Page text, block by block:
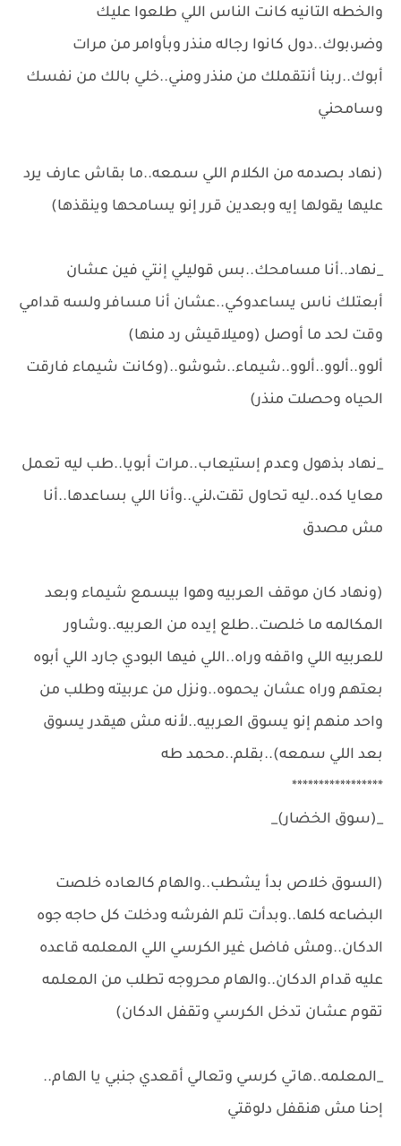
والخطه التانيه كانت الناس اللي طلعوا عليك
وضر،بوك..دول كانوا رجاله منذر وبأوامر من مرات
أبوك..ربنا أنتقملك من منذر ومني..خلي بالك من نفسك
وسامحني
(نهاد بصدمه من الكلام اللي سمعه..ما بقاش عارف يرد
عليها يقولها إيه وبعدين قرر إنو يسامحها وينقذها)
_نهاد..أنا مسامحك..بس قوليلي إنتي فين عشان
أبعتلك ناس يساعدوكي..عشان أنا مسافر ولسه قدامي
وقت لحد ما أوصل (وميلاقيش رد منها)
ألوو..ألوو..ألوو..شيماء..شوشو..(وكانت شيماء فارقت
الحياه وحصلت منذر)
_نهاد بذهول وعدم إستيعاب..مرات أبويا..طب ليه تعمل
معايا كده..ليه تحاول تقت،لني..وأنا اللي بساعدها..أنا
مش مصدق
(ونهاد كان موقف العربيه وهوا بيسمع شيماء وبعد
المكالمه ما خلصت..طلع إيده من العربيه..وشاور
للعربيه اللي واقفه وراه..اللي فيها البودي جارد اللي أبوه
بعتهم وراه عشان يحموه..ونزل من عربيته وطلب من
واحد منهم إنو يسوق العربيه..لأنه مش هيقدر يسوق
بعد اللي سمعه)..بقلم..محمد طه
*****************
_(سوق الخضار)_
(السوق خلاص بدأ يشطب..والهام كالعاده خلصت
البضاعه كلها..وبدأت تلم الفرشه ودخلت كل حاجه جوه
الدكان..ومش فاضل غير الكرسي اللي المعلمه قاعده
عليه قدام الدكان..والهام محروجه تطلب من المعلمه
تقوم عشان تدخل الكرسي وتقفل الدكان)
_المعلمه..هاتي كرسي وتعالي أقعدي جنبي يا الهام..
إحنا مش هنقفل دلوقتي